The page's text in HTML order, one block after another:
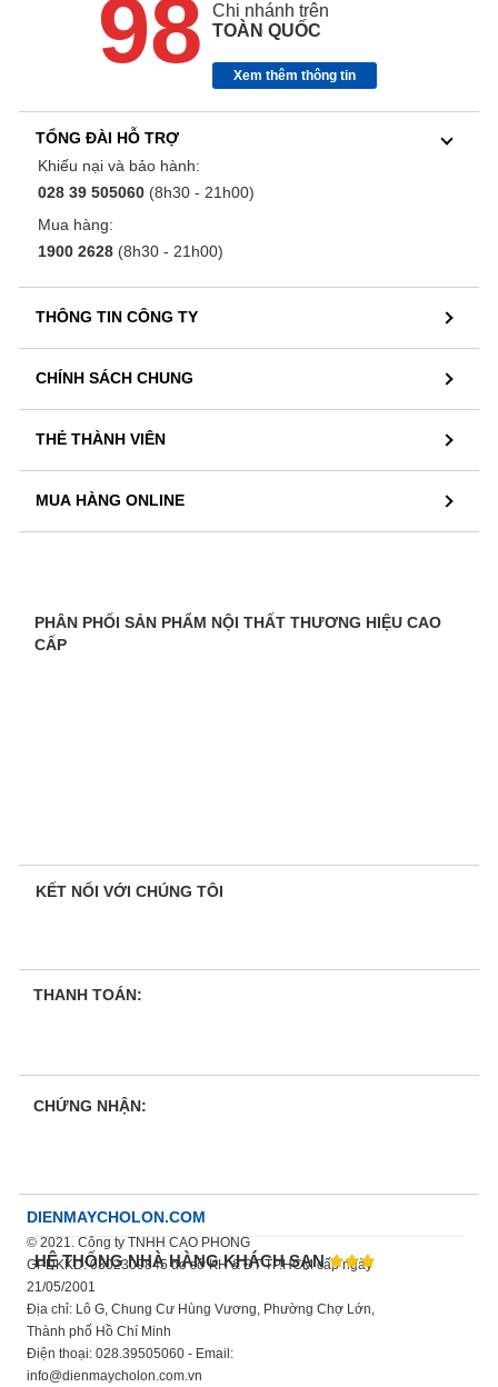
98
Chi nhánh trên
TOÀN QUỐC
Xem thêm thông tin
TỔNG ĐÀI HỖ TRỢ
Khiếu nại và bảo hành:
028 39 505060 (8h30 - 21h00)
Mua hàng:
1900 2628 (8h30 - 21h00)
THÔNG TIN CÔNG TY
CHÍNH SÁCH CHUNG
THẺ THÀNH VIÊN
MUA HÀNG ONLINE
PHÂN PHỐI SẢN PHẨM NỘI THẤT THƯƠNG HIỆU CAO
CẤP
HỆ THỐNG NHÀ HÀNG KHÁCH SẠN
KẾT NỐI VỚI CHÚNG TÔI
THANH TOÁN:
CHỨNG NHẬN:
DIENMAYCHOLON.COM
© 2021. Công ty TNHH CAO PHONG
GPDKKD: 0302309845 do sở KH & ĐT TP.HCM cấp ngày
21/05/2001
Địa chỉ: Lô G, Chung Cư Hùng Vương, Phường Chợ Lớn,
Thành phố Hồ Chí Minh
Điện thoại: 028.39505060 - Email:
info@dienmaycholon.com.vn